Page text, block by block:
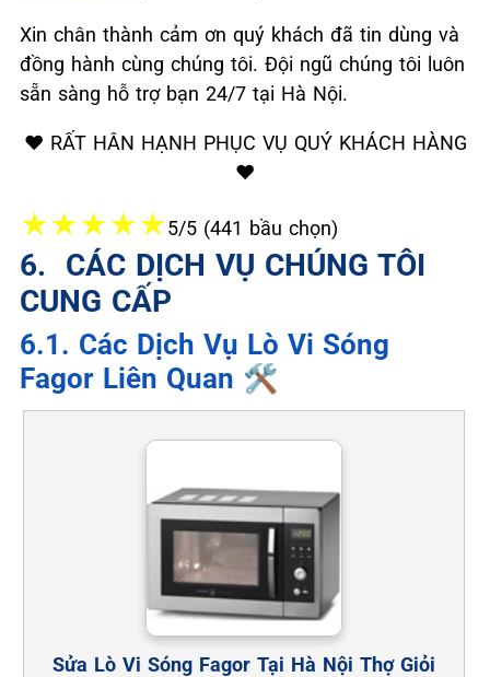
Xin chân thành cảm ơn quý khách đã tin dùng và
đồng hành cùng chúng tôi. Đội ngũ chúng tôi luôn
sẵn sàng hỗ trợ bạn 24/7 tại Hà Nội.
❤️ RẤT HÂN HẠNH PHỤC VỤ QUÝ KHÁCH HÀNG
❤️
★★★★★5/5 (441 bầu chọn)
6. ️ CÁC DỊCH VỤ CHÚNG TÔI
CUNG CẤP
6.1. Các Dịch Vụ Lò Vi Sóng
Fagor Liên Quan 🛠️
Sửa Lò Vi Sóng Fagor Tại Hà Nội Thợ Giỏi